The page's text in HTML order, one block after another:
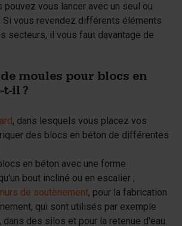
pouvez vous lancer avec un seul ou
Si vous revendez différents éléments
secteurs, il vous faut davantage de
moules pour blocs en
t-il ?
, dans lesquels vous placez vos
des blocs en béton de différentes
en béton avec une forme
bout incliné ou en escalier ;
de soutènement, pour la fabrication
qui sont utilisés par exemple
dans des silos et pour la retenue d'eau.